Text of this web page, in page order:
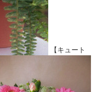
【キュート